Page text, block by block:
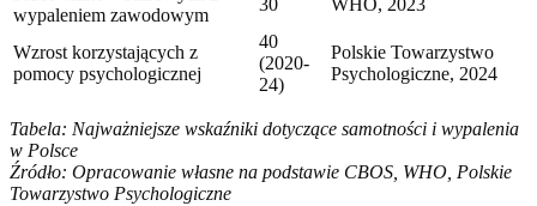
wypaleniem zawodowym
30 WHO, 2023
Wzrost korzystających z
pomocy psychologicznej
40
(2020-
24)
Polskie Towarzystwo
Psychologiczne, 2024
Tabela: Najważniejsze wskaźniki dotyczące samotności i wypalenia
w Polsce
Źródło: Opracowanie własne na podstawie CBOS, WHO, Polskie
Towarzystwo Psychologiczne